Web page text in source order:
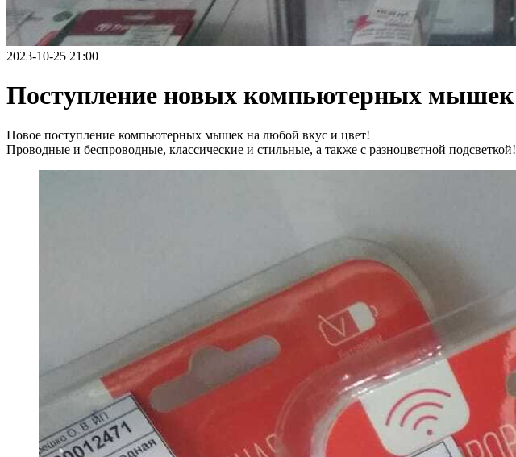
2023-10-25 21:00
Поступление новых компьютерных мышек
Новое поступление компьютерных мышек на любой вкус и цвет!
Проводные и беспроводные, классические и стильные, а также с разноцветной подсветкой!